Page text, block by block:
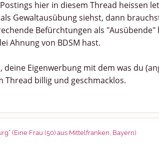
hier in diesem Thread heissen
als Gewaltausübung siehst, dann
Befürchtungen als
Ahnung von BDSM hast.
deine Eigenwerbung mit dem was du
Thread billig und geschmacklos.
(Eine Frau (50) aus Mittelfranken, Bayern)